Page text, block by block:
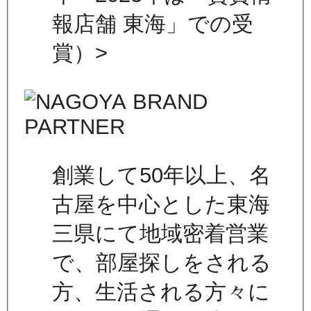
報店舗 東海」での受
賞）>
創業して50年以上、名
古屋を中心とした東海
三県にて地域密着営業
で、部屋探しをされる
方、生活される方々に